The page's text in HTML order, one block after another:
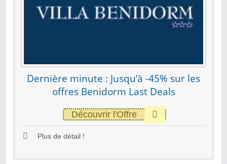
Dernière minute : Jusqu’à -45% sur les
offres Benidorm Last Deals
Découvrir l'Offre
Plus de détail !